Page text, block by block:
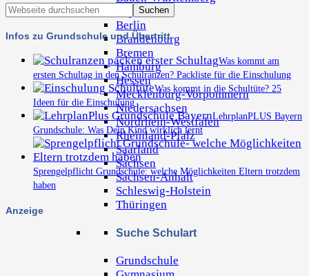
Bayern
Berlin
Brandenburg
Bremen
Hamburg
Hessen
Mecklenburg-Vorpommern
Niedersachsen
Nordrhein-Westfalen
Rheinland-Pfalz
Saarland
Sachsen
Sachsen-Anhalt
Schleswig-Holstein
Thüringen
Suche Schulart
Grundschule
Infos zu Grundschule und Übertritt
Was kommt am
ersten Schultag in den Schulranzen? Packliste für die Einschulung
Was kommt in die Schultüte? 25
Ideen für die Einschulung
LehrplanPLUS Bayern
Grundschule: Was Dein Kind wirklich lernt
Sprengelpflicht Grundschule: welche Möglichkeiten Eltern trotzdem
haben
Anzeige